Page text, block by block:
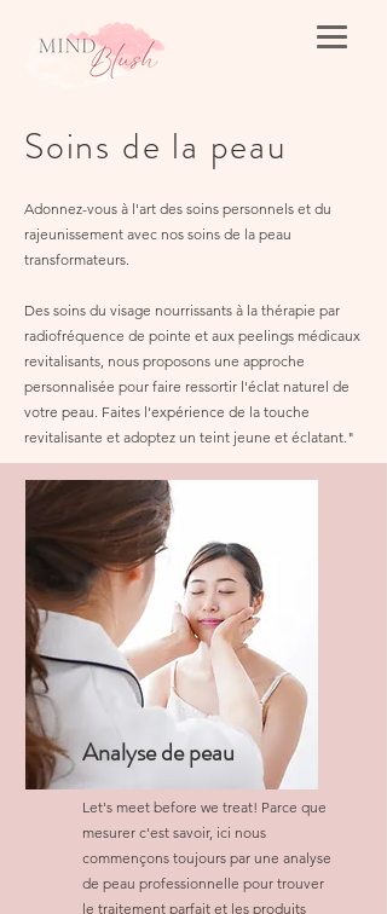
Soins de la peau
Adonnez-vous à l'art des soins personnels et du
rajeunissement avec nos soins de la peau
transformateurs.
Des soins du visage nourrissants à la thérapie par
radiofréquence de pointe et aux peelings médicaux
revitalisants, nous proposons une approche
personnalisée pour faire ressortir l'éclat naturel de
votre peau. Faites l'expérience de la touche
revitalisante et adoptez un teint jeune et éclatant."
Analyse de peau
Let's meet before we treat! Parce que
mesurer c'est savoir, ici nous
commençons toujours par une analyse
de peau professionnelle pour trouver
le traitement parfait et les produits